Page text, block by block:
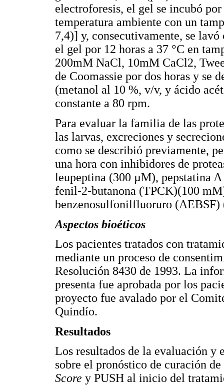
electroforesis, el gel se incubó
temperatura ambiente con un
7,4)] y, consecutivamente, se
el gel por 12 horas a 37 °C en
200mM NaCl, 10mM CaCl2,
de Coomassie por dos horas y se
(metanol al 10 %, v/v, y ácido
constante a 80 rpm.
Para evaluar la familia de las
las larvas, excreciones y
como se describió previamente,
una hora con inhibidores de
leupeptina (300 µM), pepstatina
fenil-2-butanona (TPCK)(100
benzenosulfonilfluoruro
Aspectos bioéticos
Los pacientes tratados con
mediante un proceso de
Resolución 8430 de 1993. La
presenta fue aprobada por los
proyecto fue avalado por el
Quindío.
Resultados
Los resultados de la evaluación y
sobre el pronóstico de curación
Score y PUSH al inicio del